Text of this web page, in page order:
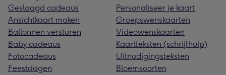
Geslaagd cadeaus
Ansichtkaart maken
Ballonnen versturen
Baby cadeaus
Fotocadeaus
Feestdagen
Personaliseer je kaart
Groepswenskaarten
Videowenskaarten
Kaartteksten (schrijfhulp)
Uitnodigingsteksten
Bloemsoorten